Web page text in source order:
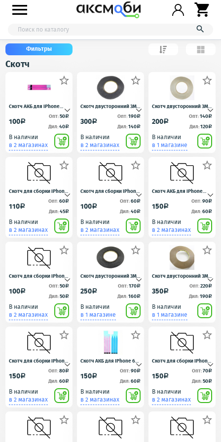



Фильтры
Скотч

Скотч АКБ для iPhone
100a
Опт:50a
Дил:40a
В наличии
в 2 магазинах

Скотч двусторонний 3M
300a
Опт:190a
Дил:140a
В наличии
в 2 магазинах

Скотч двусторонний 3M
прозрачный 3мм.
200a
Опт:140a
Дил:120a
В наличии
в 1 магазине

Скотч для сборки iPhone
110a
Опт:60a
Дил:45a
В наличии
в 2 магазинах

Скотч для сборки iPhone
X водонепроницаемый
Черный
100a
Опт:60a
Дил:40a
В наличии
в 2 магазинах

Скотч АКБ для iPhone
150a
Опт:90a
Дил:60a
В наличии
в 2 магазинах

Скотч для сборки iPhone
100a
Опт:50a
Дил:50a
В наличии
в 2 магазинах

Скотч двусторонний 3M
250a
Опт:170a
Дил:160a
В наличии
в 1 магазине

Скотч двусторонний 3M
прозрачный 5мм.
350a
Опт:220a
Дил:190a
В наличии
в 1 магазине

Скотч для сборки iPhone
8 водонепроницаемый
Черный
150a
Опт:80a
Дил:60a
В наличии
в 2 магазинах

Скотч АКБ для iPhone 6
Plus 6S Plus 7 Plus
150a
Опт:90a
Дил:60a
В наличии
в 2 магазинах

Скотч для сборки iPhone
150a
Опт:70a
Дил:50a
В наличии
в 2 магазинах
  